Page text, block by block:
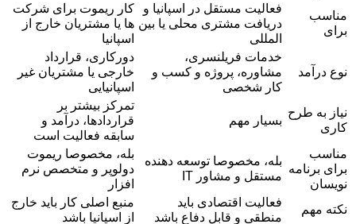
مناسب
برای
فعالیت مستقل در اسپانیا و
دریافت مشتری محلی یا بین
المللی
کار ریموت برای شرکت
ها یا مشتریان خارج از
اسپانیا
نوع درآمد
خدمات فریلنسری،
مشاوره، پروژه و کسب و
کار شخصی
دورکاری، قرارداد
خارجی یا مشتریان غیر
اسپانیایی
نیاز به طرح
کاری
بسیار مهم
تمرکز بیشتر بر
قراردادها، درآمد و
سابقه فعالیت است
مناسب
برای برنامه
نویسان
بله، مخصوصا توسعه دهنده
مستقل و مشاور IT
بله، مخصوصا ریموت
دولوپر و متخصص نرم
افزار
نکته مهم
فعالیت اقتصادی باید
منطقی و قابل دفاع باشد
منبع اصلی کار باید خارج
از اسپانیا باشد